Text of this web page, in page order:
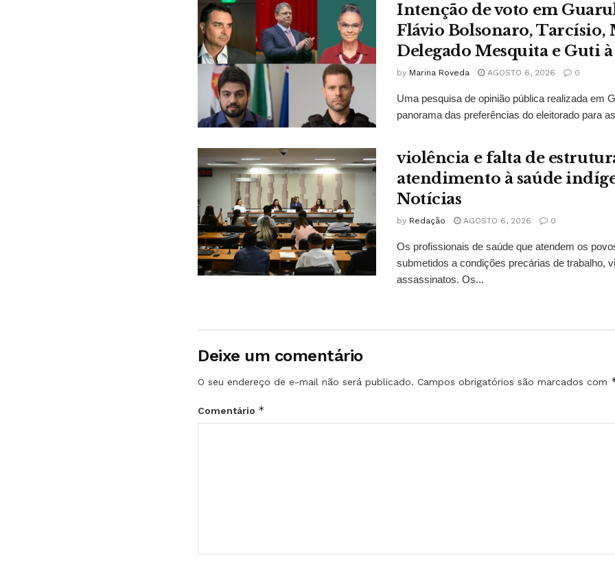
Intenção de voto em
Flávio Bolsonaro, Tarcísio,
Delegado Mesquita e Guti
by Marina Roveda AGOSTO 6, 2026 0
Uma pesquisa de opinião pública realizada em
panorama das preferências do eleitorado para
violência e falta de
atendimento à saúde
Notícias
by Redação AGOSTO 6, 2026 0
Os profissionais de saúde que atendem os
submetidos a condições precárias de trabalho,
assassinatos. Os...
Deixe um comentário
O seu endereço de e-mail não será publicado. Campos obrigatórios são marcados com
Comentário *